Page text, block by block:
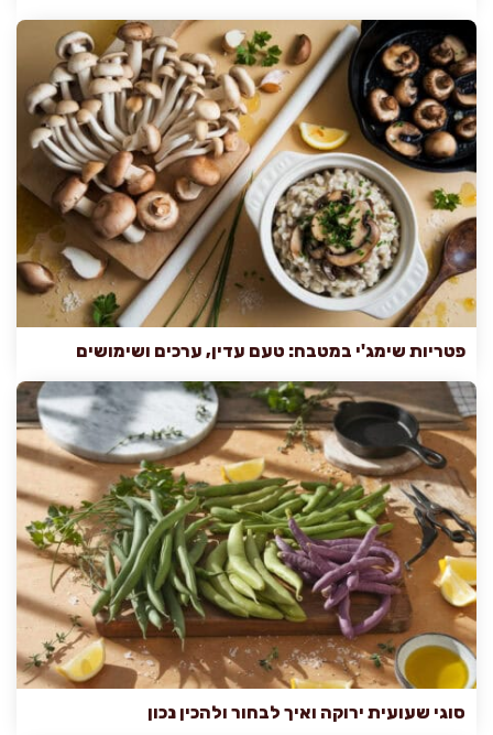
פטריות שימג'י במטבח: טעם עדין, ערכים ושימושים
סוגי שעועית ירוקה ואיך לבחור ולהכין נכון